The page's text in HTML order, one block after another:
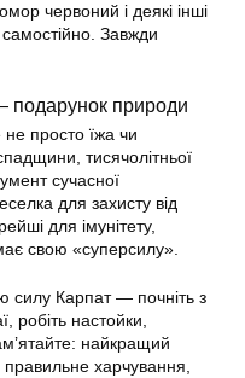
червоний і деякі інші
Завжди
подарунок природи
не просто їжа чи
тисячолітньої
сучасної
для захисту від
для імунітету,
свою «суперсилу».
силу Карпат — почніть з
робіть настойки,
найкращий
харчування,